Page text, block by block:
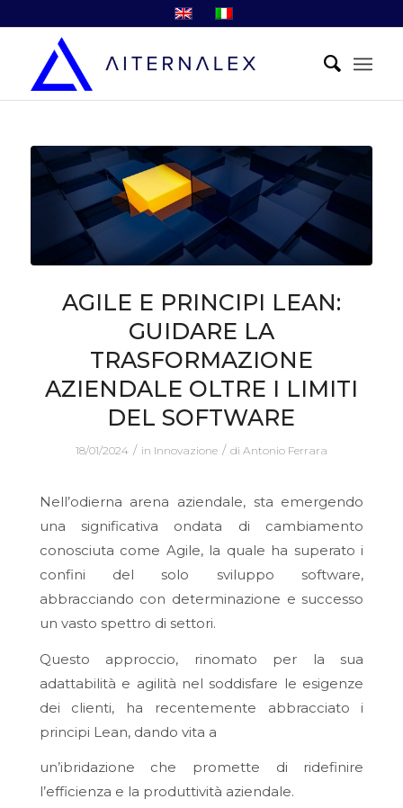
AGILE E PRINCIPI LEAN:
GUIDARE LA
TRASFORMAZIONE
AZIENDALE OLTRE I LIMITI
DEL SOFTWARE
18/01/2024 / in Innovazione / di Antonio Ferrara
Nell’odierna arena aziendale, sta emergendo
una significativa ondata di
cambiamento
conosciuta come Agile, la quale ha superato i
confini del solo sviluppo software,
abbracciando con determinazione e successo
un vasto spettro di settori.
Questo approccio, rinomato per la sua
adattabilità e agilità nel soddisfare le esigenze
dei clienti, ha recentemente abbracciato i
principi Lean, dando vita a
un’ibridazione che promette di ridefinire
l’efficienza e la produttività aziendale.